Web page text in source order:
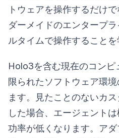
トウェアを操作するだけ
ダーメイドのエンタープ
ルタイムで操作することを
Holo3を含む現在のコンピ
限られたソフトウェア環
ます。見たことのないカ
した場合、エージェント
功率が低くなります。ア